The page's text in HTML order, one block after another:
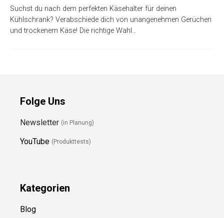
Suchst du nach dem perfekten Käsehalter für deinen
Kühlschrank? Verabschiede dich von unangenehmen Gerüchen
und trockenem Käse! Die richtige Wahl…
Folge Uns
Newsletter (in Planung)
YouTube (Produkttests)
Kategorien
Blog